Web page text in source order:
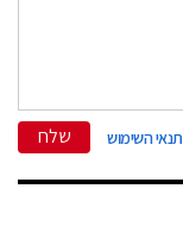
השימוש שלח